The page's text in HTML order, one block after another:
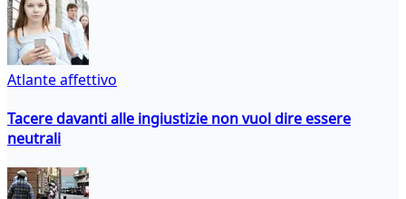
Atlante affettivo
Tacere davanti alle ingiustizie non vuol dire essere
neutrali